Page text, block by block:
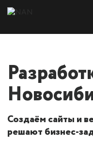
Создаём сайты и
решают бизнес-